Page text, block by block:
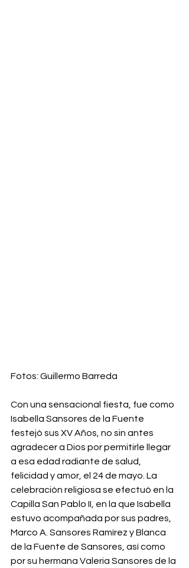
Fotos: Guillermo Barreda
Con una sensacional fiesta, fue como
Isabella Sansores de la Fuente
festejó sus XV Años, no sin antes
agradecer a Dios por permitirle llegar
a esa edad radiante de salud,
felicidad y amor, el 24 de mayo. La
celebración religiosa se efectuó en la
Capilla San Pablo II, en la que Isabella
estuvo acompañada por sus padres,
Marco A. Sansores Ramírez y Blanca
de la Fuente de Sansores, así como
por su hermana Valeria Sansores de la